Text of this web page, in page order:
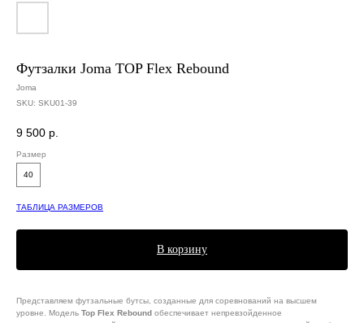
Футзалки Joma TOP Flex Rebound
Joma
SKU: SKU01-39
9 500 р.
Размер
40
ТАБЛИЦА РАЗМЕРОВ
В корзину
Представляем футзальные бутсы, созданные для соревнований на высшем
уровне. Модель Top Flex Rebound обеспечивает непревзойденное